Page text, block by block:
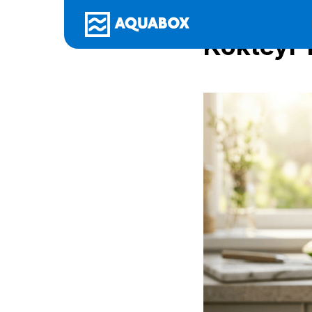
Sabah
Kokteyl